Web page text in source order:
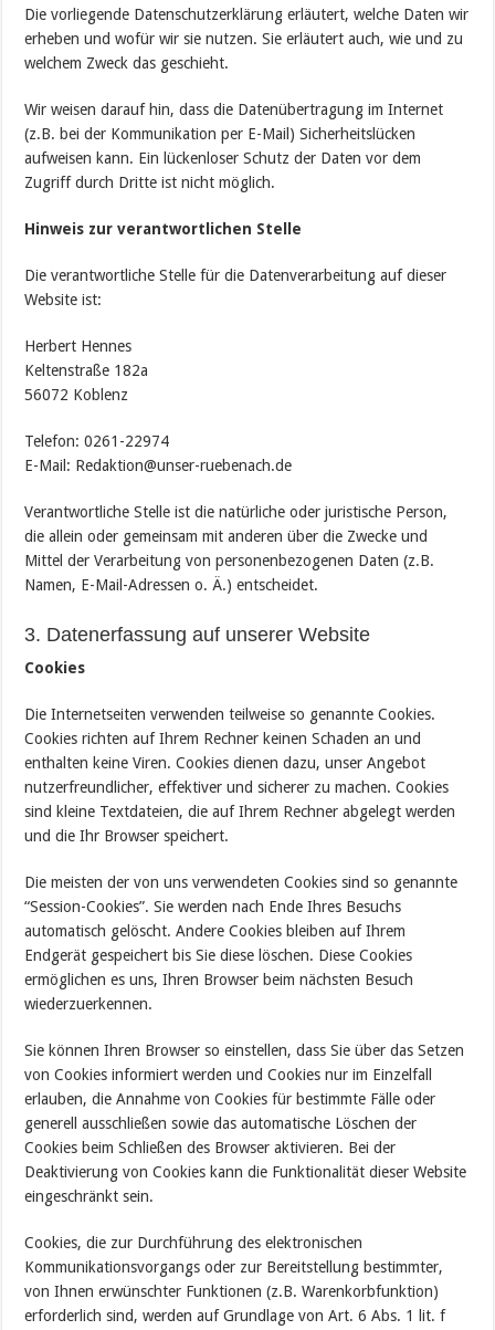
Die vorliegende Datenschutzerklärung erläutert, welche Daten wir
erheben und wofür wir sie nutzen. Sie erläutert auch, wie und zu
welchem Zweck das geschieht.
Wir weisen darauf hin, dass die Datenübertragung im Internet
(z.B. bei der Kommunikation per E-Mail) Sicherheitslücken
aufweisen kann. Ein lückenloser Schutz der Daten vor dem
Zugriff durch Dritte ist nicht möglich.
Hinweis zur verantwortlichen Stelle
Die verantwortliche Stelle für die Datenverarbeitung auf dieser
Website ist:
Herbert Hennes
Keltenstraße 182a
56072 Koblenz
Telefon: 0261-22974
E-Mail: Redaktion@unser-ruebenach.de
Verantwortliche Stelle ist die natürliche oder juristische Person,
die allein oder gemeinsam mit anderen über die Zwecke und
Mittel der Verarbeitung von personenbezogenen Daten (z.B.
Namen, E-Mail-Adressen o. Ä.) entscheidet.
3. Datenerfassung auf unserer Website
Cookies
Die Internetseiten verwenden teilweise so genannte Cookies.
Cookies richten auf Ihrem Rechner keinen Schaden an und
enthalten keine Viren. Cookies dienen dazu, unser Angebot
nutzerfreundlicher, effektiver und sicherer zu machen. Cookies
sind kleine Textdateien, die auf Ihrem Rechner abgelegt werden
und die Ihr Browser speichert.
Die meisten der von uns verwendeten Cookies sind so genannte
“Session-Cookies”. Sie werden nach Ende Ihres Besuchs
automatisch gelöscht. Andere Cookies bleiben auf Ihrem
Endgerät gespeichert bis Sie diese löschen. Diese Cookies
ermöglichen es uns, Ihren Browser beim nächsten Besuch
wiederzuerkennen.
Sie können Ihren Browser so einstellen, dass Sie über das Setzen
von Cookies informiert werden und Cookies nur im Einzelfall
erlauben, die Annahme von Cookies für bestimmte Fälle oder
generell ausschließen sowie das automatische Löschen der
Cookies beim Schließen des Browser aktivieren. Bei der
Deaktivierung von Cookies kann die Funktionalität dieser Website
eingeschränkt sein.
Cookies, die zur Durchführung des elektronischen
Kommunikationsvorgangs oder zur Bereitstellung bestimmter,
von Ihnen erwünschter Funktionen (z.B. Warenkorbfunktion)
erforderlich sind, werden auf Grundlage von Art. 6 Abs. 1 lit. f